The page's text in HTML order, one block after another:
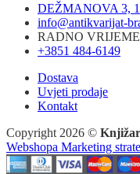
DEŽMANOVA 3,
info@antikvarijat-
RADNO
+3851 484-6149
Dostava
Uvjeti prodaje
Kontakt
Copyright 2026 ©
Webshopa Marketing